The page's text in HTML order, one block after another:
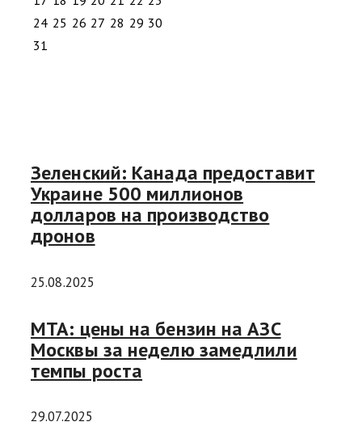
24 25 26 27 28 29 30
31
Зеленский: Канада предоставит
Украине 500 миллионов
долларов на производство
дронов
25.08.2025
МТА: цены на бензин на АЗС
Москвы за неделю замедлили
темпы роста
29.07.2025